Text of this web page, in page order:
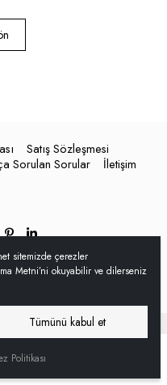
Satış Sözleşmesi
Sorulan Sorular İletişim
ile Hazırlanmıştır.
sitemizde çerezler
Metni’ni okuyabilir ve dilerseniz
Tümünü kabul et
Politikası